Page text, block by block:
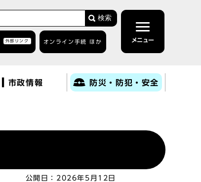
検索
外部リンク オンライン手続 ほか メニュー
市政情報 防災・防犯・安全
公開日： 2026年5月12日